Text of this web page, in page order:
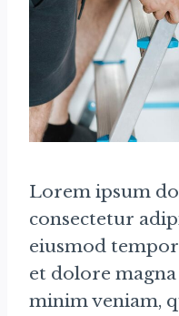
Lorem ipsum
consectetur
eiusmod
et dolore
minim veniam,